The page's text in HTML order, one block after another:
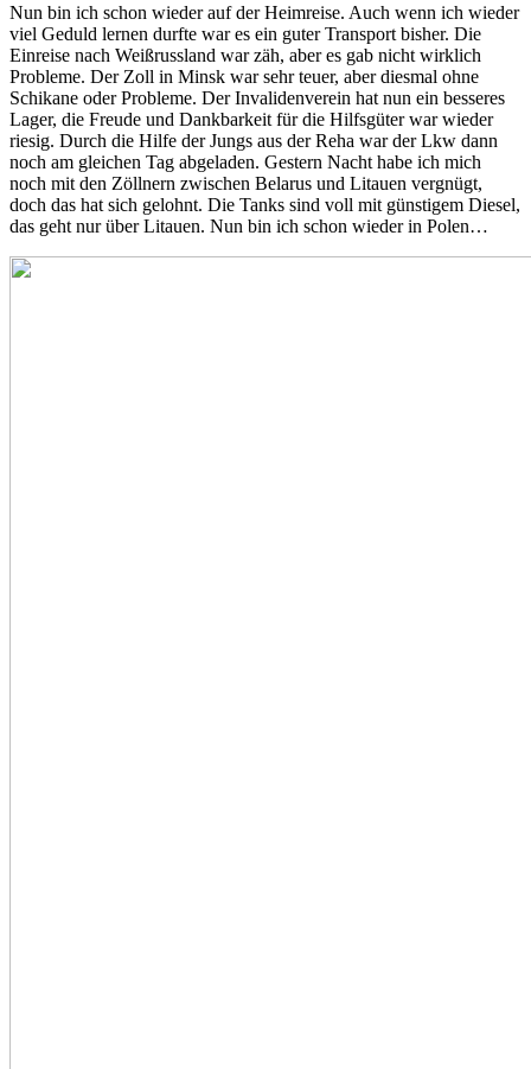
Nun bin ich schon wieder auf der Heimreise. Auch wenn ich wieder
viel Geduld lernen durfte war es ein guter Transport bisher. Die
Einreise nach Weißrussland war zäh, aber es gab nicht wirklich
Probleme. Der Zoll in Minsk war sehr teuer, aber diesmal ohne
Schikane oder Probleme. Der Invalidenverein hat nun ein besseres
Lager, die Freude und Dankbarkeit für die Hilfsgüter war wieder
riesig. Durch die Hilfe der Jungs aus der Reha war der Lkw dann
noch am gleichen Tag abgeladen. Gestern Nacht habe ich mich
noch mit den Zöllnern zwischen Belarus und Litauen vergnügt,
doch das hat sich gelohnt. Die Tanks sind voll mit günstigem Diesel,
das geht nur über Litauen. Nun bin ich schon wieder in Polen…